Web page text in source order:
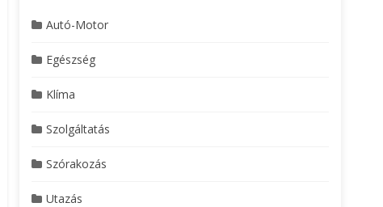
Autó-Motor
Egészség
Klíma
Szolgáltatás
Szórakozás
Utazás